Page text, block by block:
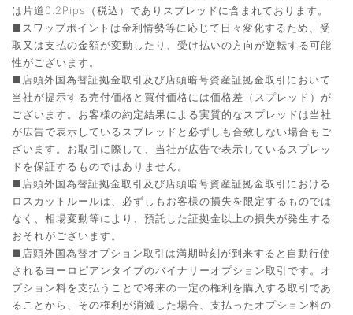
は片道0.2Pips（税込）でありスプレッドに含まれております。
■スワップポイントは金利情勢等に応じて日々変化するため、受
取又は支払の金額が変動したり、受け払いの方向が逆転する可能
性がございます。
■店頭外国為替証拠金取引及び店頭暗号資産証拠金取引において
当社が提示する売付価格と買付価格には価格差（スプレッド）が
ございます。お客様の約定結果による実質的なスプレッドは当社
が広告で表示しているスプレッドと必ずしも合致しない場合もご
ざいます。お取引に際して、当社が広告で表示しているスプレッ
ドを保証するものではありません。
■店頭外国為替証拠金取引及び店頭暗号資産証拠金取引における
ロスカットルールは、必ずしもお客様の損失を限定するものでは
なく、相場変動等により、預託した証拠金以上の損失が発生する
おそれがございます。
■店頭外国為替オプション取引は満期時刻が到来すると自動行使
されるヨーロピアンタイプのバイナリーオプション取引です。オ
プション料を支払うことで将来の一定の権利を購入する取引であ
ることから、その権利が消滅した場合、支払ったオプション料の